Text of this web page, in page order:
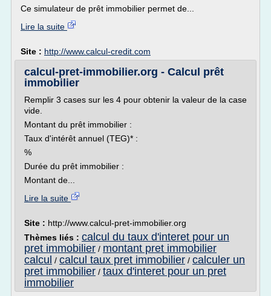
Ce simulateur de prêt immobilier permet de...
Lire la suite
Site : http://www.calcul-credit.com
calcul-pret-immobilier.org - Calcul prêt
immobilier
Remplir 3 cases sur les 4 pour obtenir la valeur de la case
vide.
Montant du prêt immobilier :
Taux d'intérêt annuel (TEG)* :
%
Durée du prêt immobilier :
Montant de...
Lire la suite
Site : http://www.calcul-pret-immobilier.org
Thèmes liés : calcul du taux d'interet pour un
pret immobilier / montant pret immobilier
calcul / calcul taux pret immobilier / calculer un
pret immobilier / taux d'interet pour un pret
immobilier